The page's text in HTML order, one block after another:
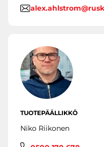
TUOTEPÄÄLLIKKÖ
Niko Riikonen